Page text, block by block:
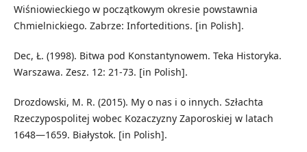
Wiśniowieckiego w początkowym okresie powstawnia
Chmielnickiego. Zabrze: Inforteditions. [in Polish].
Dec, Ł. (1998). Bitwa pod Konstantynowem. Teka Historyka.
Warszawa. Zesz. 12: 21-73. [in Polish].
Drozdowski, M. R. (2015). My o nas i o innych. Szłachta
Rzeczypospolitej wobec Kozaczyzny Zaporoskiej w latach
1648—1659. Białystok. [in Polish].